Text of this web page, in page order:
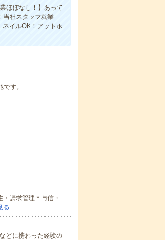
ほぼなし！】あって
当社スタッフ就業
ネイルOK！アットホ
す。
請求管理＊与信・
る
どに携わった経験の